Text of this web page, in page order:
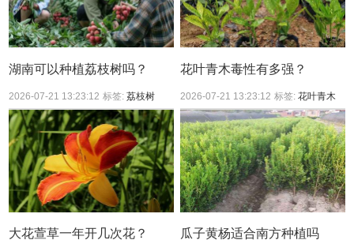
湖南可以种植荔枝树吗？
2026-07-21 13:23:12 标签:荔枝树
花叶青木毒性有多强？
2026-07-21 13:23:12 标签:花叶青木
大花萱草一年开几次花？ 瓜子黄杨适合南方种植吗